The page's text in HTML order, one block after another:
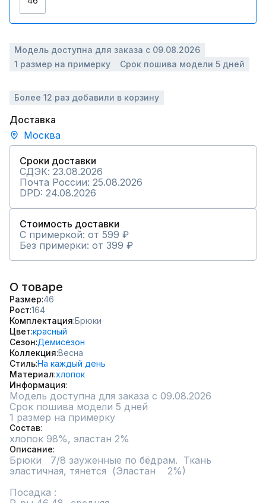
Модель доступна для заказа с 09.08.2026
1 размер на примерку
Срок пошива модели 5 дней
Более 12 раз добавили в корзину
Доставка
Москва
Сроки доставки
СДЭК: 23.08.2026
Почта России: 25.08.2026
DPD: 24.08.2026
Стоимость доставки
С примеркой: от 599 ₽
Без примерки: от 399 ₽
О товаре
Размер 46
Рост 164
Комплектация Брюки
Цвет красный
Сезон Демисезон
Коллекция Весна
СтильНа каждый день
Материал хлопок
Информация
Модель доступна для заказа с 09.08.2026
Срок пошива модели 5 дней
1 размер на примерку
Состав
хлопок 98%, эластан 2%
Описание
Брюки   7/8 зауженные по бёдрам.  Ткань
эластичная, тянется  (Эластан    2%)
Посадка :